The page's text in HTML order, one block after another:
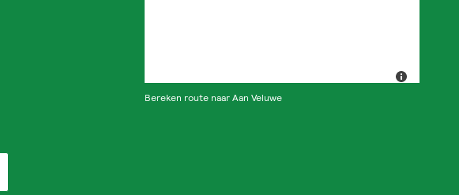
Bereken route naar Aan Veluwe